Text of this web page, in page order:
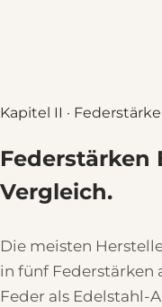
Kapitel II ·
Federstärken
Vergleich.
Die meisten
in fünf Federstärken
Feder als Edelstahl-